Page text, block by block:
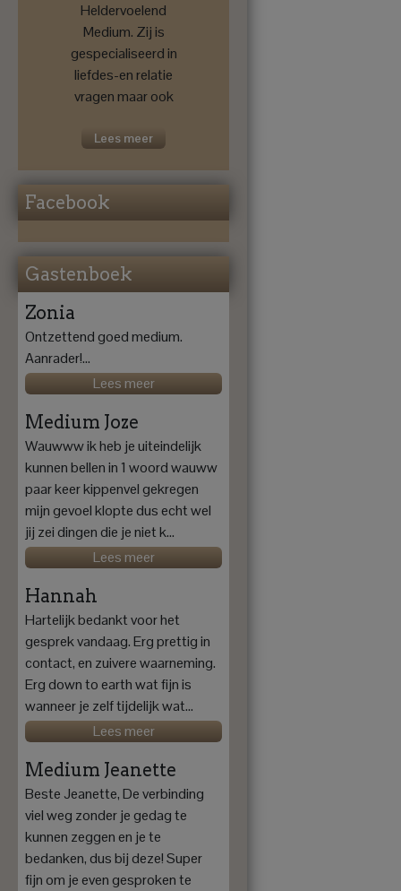
Heldervoelend
Medium. Zij is
gespecialiseerd in
liefdes-en relatie
vragen maar ook
toekomstprognose
Lees meer
Facebook
Gastenboek
Zonia
Ontzettend goed medium.
Aanrader!...
Lees meer
Medium Joze
Wauwww ik heb je uiteindelijk
kunnen bellen in 1 woord wauww
paar keer kippenvel gekregen
mijn gevoel klopte dus echt wel
jij zei dingen die je niet k...
Lees meer
Hannah
Hartelijk bedankt voor het
gesprek vandaag. Erg prettig in
contact, en zuivere waarneming.
Erg down to earth wat fijn is
wanneer je zelf tijdelijk wat...
Lees meer
Medium Jeanette
Beste Jeanette, De verbinding
viel weg zonder je gedag te
kunnen zeggen en je te
bedanken, dus bij deze! Super
fijn om je even gesproken te